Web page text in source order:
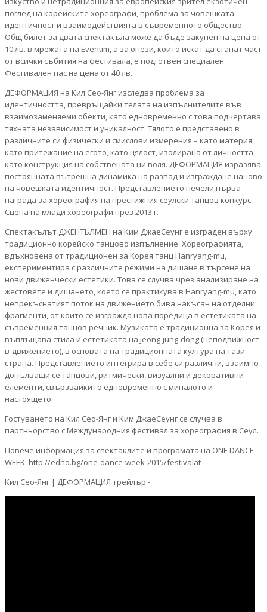
поглед на корейските хореографи, проблема за човешката
идентичност и взаимодействията в съвременното общество.
Общ билет за двата спектакъла може да бъде закупен на цена от
10 лв. в мрежата на Eventim, а за онези, които искат да станат част
от всички събития на фестивала, е подготвен специален
Фестивален пас на цена от 40 лв.
ДЕФОРМАЦИЯ на Кил Сео-Янг изследва проблема за
идентичността, превръщайки телата на изпълнителите във
взаимозаменяеми обекти, като едновременно с това подчертава
тяхната независимост и уникалност. Тялото е представено в
различните си физически и смислови измерения – като материя,
като притежание на егото, като цялост, изолирана от личността,
като конструкция на собствената ни воля. ДЕФОРМАЦИЯ изразява
постоянната вътрешна динамика на разпад и изграждане наново
на човешката идентичност. Представлението печели първа
награда за хореография на престижния сеулски танцов конкурс
Сцена на млади хореографи през 2013 г.
Спектакълът ДЖЕНТЪЛМЕН на Ким ДжаеСеунг е изграден върху
традиционно корейско танцово изпълнение. Хореографията,
вдъхновена от традиционен за Корея танц Hanryang-mu,
експериментира с различните режими на дишане в търсене на
нови движенчески естетики. Това се случва чрез анализиране на
жестовете и дишането, което се практикува в Hanryang-mu, като
непрекъснатият поток на движението бива накъсан на отделни
фрагменти, от които се изгражда нова поредица в естетиката на
съвременния танцов речник. Музиката е традиционна за Корея и
въплъщава стила и естетиката на jeong-jung-dong (неподвижност-
в-движението), в основата на традиционната култура на тази
страна. Представлението интегрира в себе си различни, взаимно
допълващи се танцови, ритмически, визуални и декоративни
елементи, свързвайки го едновременно с миналото и
настоящето.
Гостуването на Кил Сео-Янг и Ким ДжаеСеунг се случва в
партньорство с Международния фестивал за хореография в Сеул.
Повече информация за спектаклите и програмата на ONE DANCE
WEEK: http://edno.bg/one-dance-week-2015/festivalat
Кил Сео-Янг | ДЕФОРМАЦИЯ трейлър -